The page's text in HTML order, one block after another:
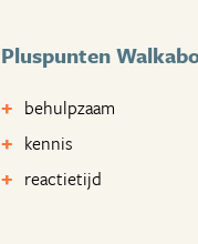
Pluspunten
behulpzaam
kennis
reactietijd